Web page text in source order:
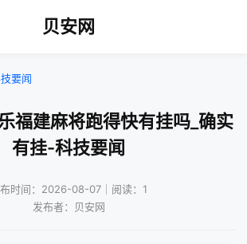
贝安网
要闻
福建麻将跑得快有挂吗_确实
有挂-科技要闻
时间：2026-08-07｜阅读：1
发布者：贝安网